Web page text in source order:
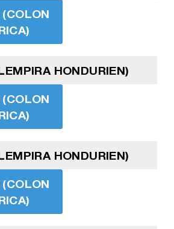
HONDURIEN)
HONDURIEN)